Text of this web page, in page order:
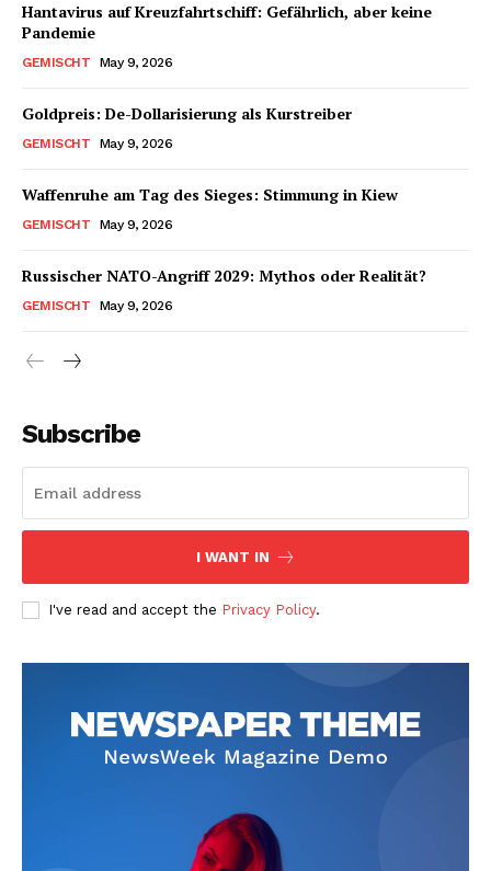
Hantavirus auf Kreuzfahrtschiff: Gefährlich, aber keine
Pandemie
GEMISCHT May 9, 2026
Goldpreis: De-Dollarisierung als Kurstreiber
GEMISCHT May 9, 2026
Waffenruhe am Tag des Sieges: Stimmung in Kiew
GEMISCHT May 9, 2026
Russischer NATO-Angriff 2029: Mythos oder Realität?
GEMISCHT May 9, 2026
Subscribe
I WANT IN
I've read and accept the Privacy Policy.